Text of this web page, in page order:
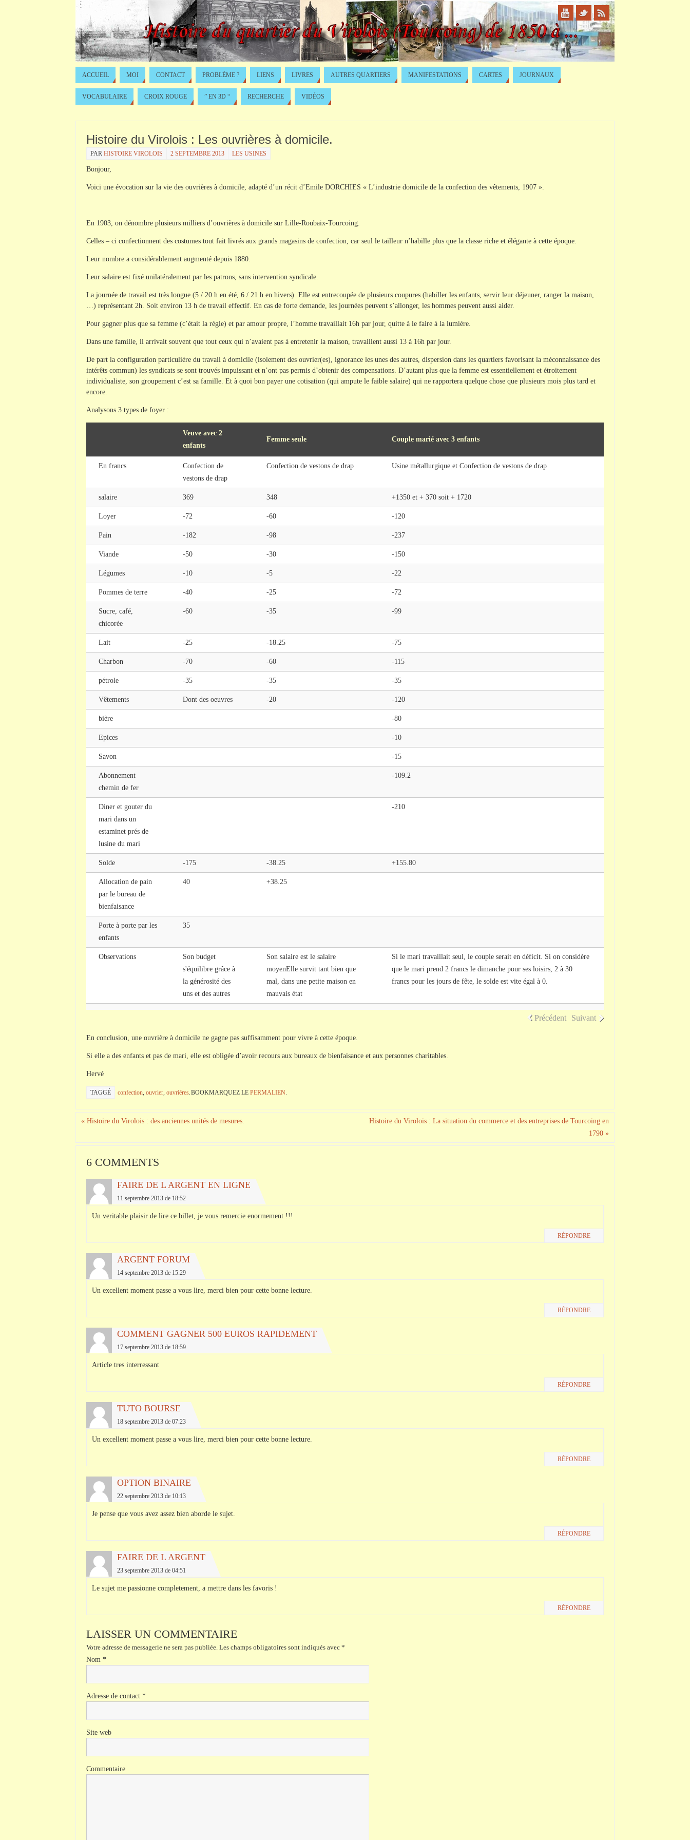
ACCUEIL MOI CONTACT PROBLÈME ? LIENS LIVRES AUTRES QUARTIERS MANIFESTATIONS CARTES JOURNAUX
VOCABULAIRE CROIX ROUGE ” EN 3D “ RECHERCHE VIDÉOS
Histoire du Virolois : Les ouvrières à domicile.
PAR HISTOIRE VIROLOIS 2 SEPTEMBRE 2013 LES USINES
Bonjour,
Voici une évocation sur la vie des ouvrières à domicile, adapté d’un récit d’Emile DORCHIES « L’industrie domicile de la confection des vêtements, 1907 ».
En 1903, on dénombre plusieurs milliers d’ouvrières à domicile sur Lille-Roubaix-Tourcoing.
Celles – ci confectionnent des costumes tout fait livrés aux grands magasins de confection, car seul le tailleur n’habille plus que la classe riche et élégante à cette époque.
Leur nombre a considérablement augmenté depuis 1880.
Leur salaire est fixé unilatéralement par les patrons, sans intervention syndicale.
La journée de travail est très longue (5 / 20 h en été, 6 / 21 h en hivers). Elle est entrecoupée de plusieurs coupures (habiller les enfants, servir leur déjeuner, ranger la maison,
…) représentant 2h. Soit environ 13 h de travail effectif. En cas de forte demande, les journées peuvent s’allonger, les hommes peuvent aussi aider.
Pour gagner plus que sa femme (c’était la règle) et par amour propre, l’homme travaillait 16h par jour, quitte à le faire à la lumière.
Dans une famille, il arrivait souvent que tout ceux qui n’avaient pas à entretenir la maison, travaillent aussi 13 à 16h par jour.
De part la configuration particulière du travail à domicile (isolement des ouvrier(es), ignorance les unes des autres, dispersion dans les quartiers favorisant la méconnaissance des
intérêts commun) les syndicats se sont trouvés impuissant et n’ont pas permis d’obtenir des compensations. D’autant plus que la femme est essentiellement et étroitement
individualiste, son groupement c’est sa famille. Et à quoi bon payer une cotisation (qui ampute le faible salaire) qui ne rapportera quelque chose que plusieurs mois plus tard et
encore.
Analysons 3 types de foyer :
Veuve avec 2
enfants
Femme seule Couple marié avec 3 enfants
En francs
Confection de
vestons de drap
Confection de vestons de drap Usine métallurgique et Confection de vestons de drap
salaire 369 348 +1350 et + 370 soit + 1720
Loyer -72 -60 -120
Pain -182 -98 -237
Viande -50 -30 -150
Légumes -10 -5 -22
Pommes de terre -40 -25 -72
Sucre, café,
chicorée
-60 -35 -99
Lait -25 -18.25 -75
Charbon -70 -60 -115
pétrole -35 -35 -35
Vêtements Dont des oeuvres -20 -120
bière -80
Epices -10
Savon -15
Abonnement
chemin de fer
-109.2
Diner et gouter du
mari dans un
estaminet prés de
lusine du mari
-210
Solde -175 -38.25 +155.80
Allocation de pain
par le bureau de
bienfaisance
40 +38.25
Porte à porte par les
enfants
35
Observations
Son budget
s'équilibre grâce à
la générosité des
uns et des autres
Son salaire est le salaire
moyenElle survit tant bien que
mal, dans une petite maison en
mauvais état
Si le mari travaillait seul, le couple serait en déficit. Si on considère
que le mari prend 2 francs le dimanche pour ses loisirs, 2 à 30
francs pour les jours de fête, le solde est vite égal à 0.
Précédent Suivant
En conclusion, une ouvrière à domicile ne gagne pas suffisamment pour vivre à cette époque.
Si elle a des enfants et pas de mari, elle est obligée d’avoir recours aux bureaux de bienfaisance et aux personnes charitables.
Hervé
TAGGÉ confection, ouvrier, ouvriéres.BOOKMARQUEZ LE PERMALIEN.
« Histoire du Virolois : des anciennes unités de mesures.
Histoire du Virolois : La situation du commerce et des entreprises de Tourcoing en
1790 »
6 COMMENTS
FAIRE DE L ARGENT EN LIGNE
11 septembre 2013 de 18:52
Un veritable plaisir de lire ce billet, je vous remercie enormement !!!
RÉPONDRE
ARGENT FORUM
14 septembre 2013 de 15:29
Un excellent moment passe a vous lire, merci bien pour cette bonne lecture.
RÉPONDRE
COMMENT GAGNER 500 EUROS RAPIDEMENT
17 septembre 2013 de 18:59
Article tres interressant
RÉPONDRE
TUTO BOURSE
18 septembre 2013 de 07:23
Un excellent moment passe a vous lire, merci bien pour cette bonne lecture.
RÉPONDRE
OPTION BINAIRE
22 septembre 2013 de 10:13
Je pense que vous avez assez bien aborde le sujet.
RÉPONDRE
FAIRE DE L ARGENT
23 septembre 2013 de 04:51
Le sujet me passionne completement, a mettre dans les favoris !
RÉPONDRE
LAISSER UN COMMENTAIRE
Votre adresse de messagerie ne sera pas publiée. Les champs obligatoires sont indiqués avec *
Nom *
Adresse de contact *
Site web
Commentaire